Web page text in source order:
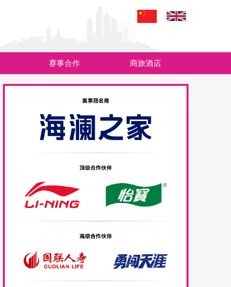
赛事合作 商旅酒店